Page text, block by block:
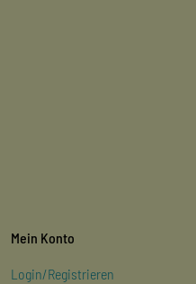
Mein Konto
Login/Registrieren